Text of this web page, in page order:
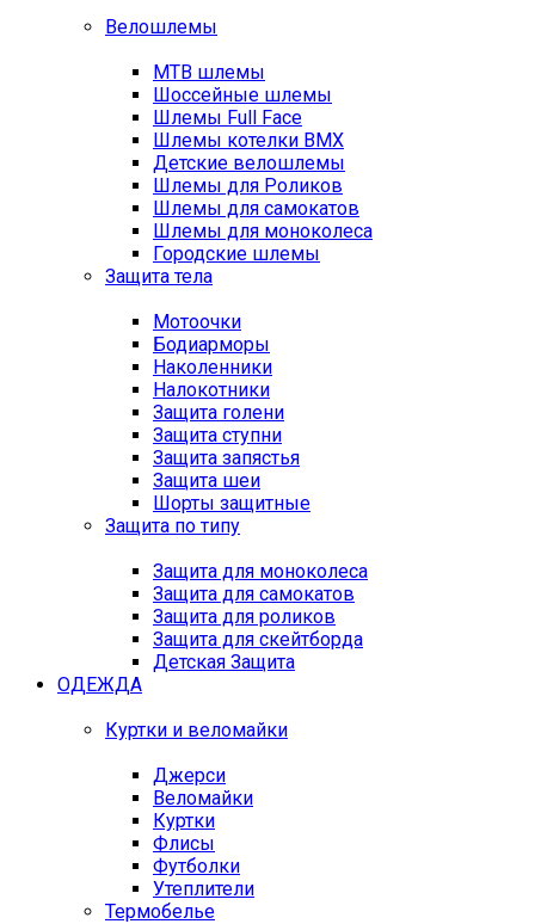
Велошлемы
MTB шлемы
Шоссейные шлемы
Шлемы Full Face
Шлемы котелки BMX
Детские велошлемы
Шлемы для Роликов
Шлемы для самокатов
Шлемы для моноколеса
Городские шлемы
Защита тела
Мотоочки
Бодиарморы
Наколенники
Налокотники
Защита голени
Защита ступни
Защита запястья
Защита шеи
Шорты защитные
Защита по типу
Защита для моноколеса
Защита для самокатов
Защита для роликов
Защита для скейтборда
Детская Защита
ОДЕЖДА
Куртки и веломайки
Джерси
Веломайки
Куртки
Флисы
Футболки
Утеплители
Термобелье